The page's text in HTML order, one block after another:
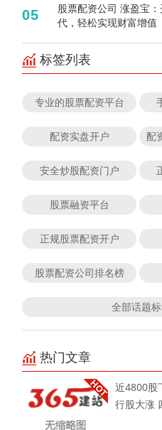
05
股票配资公司 涨盈宝：开启智能投资新时
代，轻松实现财富增值
标签列表
专业的股票配资平台
配资实盘开户 配
安全炒股配资门户
股票融资平台
正规股票配资开户
股票配资公司排名榜
全部话题
热门文章
近4800股
行股大涨